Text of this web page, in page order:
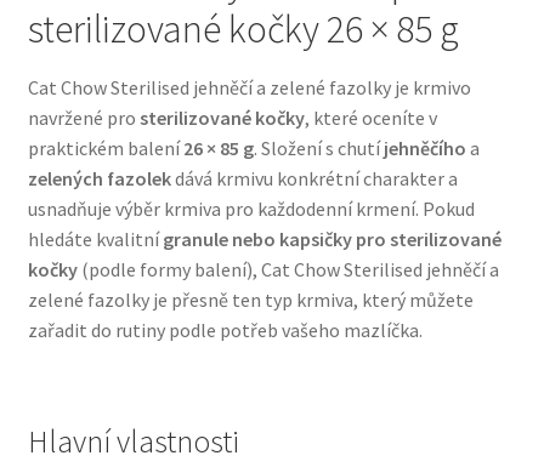
Bozita pro psy — Švédské krmivo s nordickou kvalitou
Brit pro psy
Granule pro psy
Natural Trainer pro psy — Italské krmivo s
přírodními složkami
Happy Dog — Německá kvalita a přirozené složení
sterilizované kočky 26 × 85 g
Cat Chow Sterilised jehněčí a zelené fazolky je krmivo
navržené pro sterilizované kočky, které oceníte v
praktickém balení26 × 85 g. Složení s chutíjehněčího a
zelených fazolekdává krmivu konkrétní charakter a
usnadňuje výběr krmiva pro každodenní krmení. Pokud
hledáte kvalitnígranule nebo kapsičky pro sterilizované
kočky(podle formy balení), Cat Chow Sterilised jehněčí a
zelené fazolky je přesně ten typ krmiva, který můžete
zařadit do rutiny podle potřeb vašeho mazlíčka.
Hlavní vlastnosti